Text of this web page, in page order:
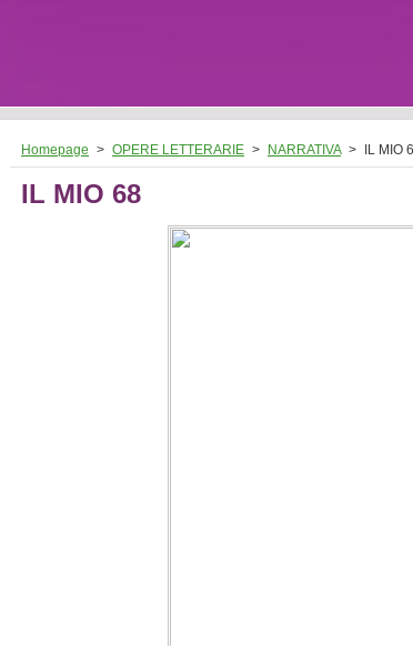
Homepage > OPERE LETTERARIE > NARRATIVA > IL MIO
IL MIO 68